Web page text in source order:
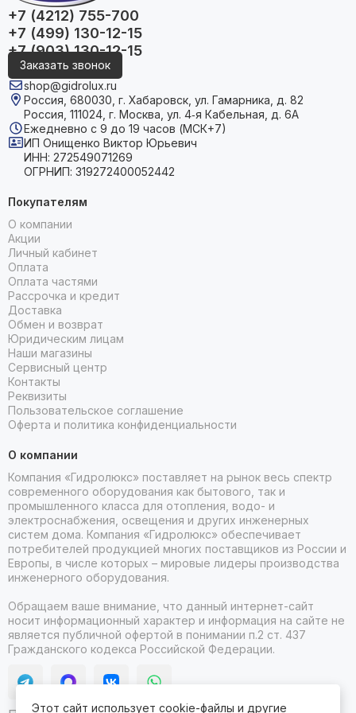
ним по телефону или онлайн.
+7 (4212) 755-700
+7 (499) 130-12-15
+7 (903) 130-12-15
Заказать звонок
shop@gidrolux.ru
Россия, 680030, г. Хабаровск, ул. Гамарника, д. 82
Россия, 111024, г. Москва, ул. 4‑я Кабельная, д. 6А
Ежедневно с 9 до 19 часов (МСК+7)
ИП Онищенко Виктор Юрьевич
ИНН: 272549071269
ОГРНИП: 319272400052442
Покупателям
О компании
Акции
Личный кабинет
Оплата
Оплата частями
Рассрочка и кредит
Доставка
Обмен и возврат
Юридическим лицам
Наши магазины
Сервисный центр
Контакты
Реквизиты
Пользовательское соглашение
Оферта и политика конфиденциальности
О компании
Компания «Гидролюкс» поставляет на рынок весь спектр
современного оборудования как бытового, так и
промышленного класса для отопления, водо- и
электроснабжения, освещения и других инженерных
систем дома. Компания «Гидролюкс» обеспечивает
потребителей продукцией многих поставщиков из России и
Европы, в числе которых – мировые лидеры производства
инженерного оборудования.
Обращаем ваше внимание, что данный интернет-сайт
носит информационный характер и информация на сайте не
является публичной офертой в понимании п.2 ст. 437
Гражданского кодекса Российской Федерации.
Этот сайт использует cookie-файлы и другие